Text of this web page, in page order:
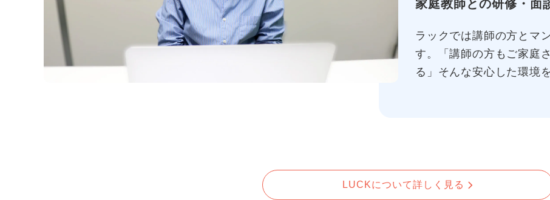
家庭教師との研修・面
ラックでは講師の方とマ
す。「講師の方もご家庭
る」そんな安心した環境
LUCKについて詳しく見る